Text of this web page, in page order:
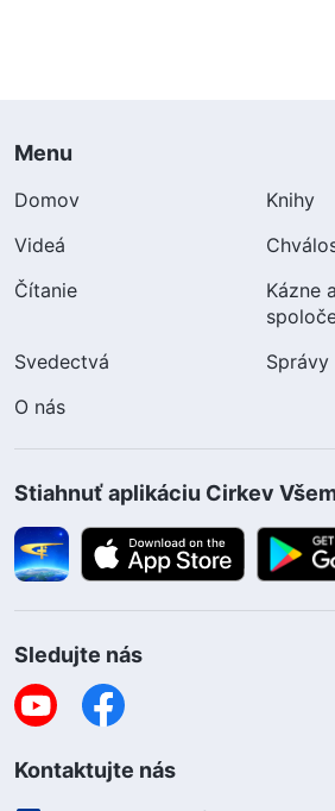
Menu
Domov
Knihy
Videá
Čítanie
Kázne
Svedectvá
Správy
O nás
Stiahnuť aplikáciu Cirkev
Sledujte nás
Kontaktujte nás